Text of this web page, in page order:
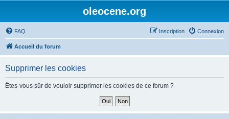
oleocene.org
FAQ Connexion
Inscription
Accueil du forum
Supprimer les cookies
Êtes-vous sûr de vouloir supprimer les cookies de ce forum ?